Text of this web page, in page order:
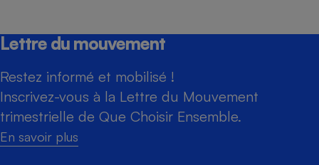
Lettre du mouvement
Restez informé et mobilisé !
Inscrivez-vous à la Lettre du Mouvement
trimestrielle de Que Choisir Ensemble.
En savoir plus